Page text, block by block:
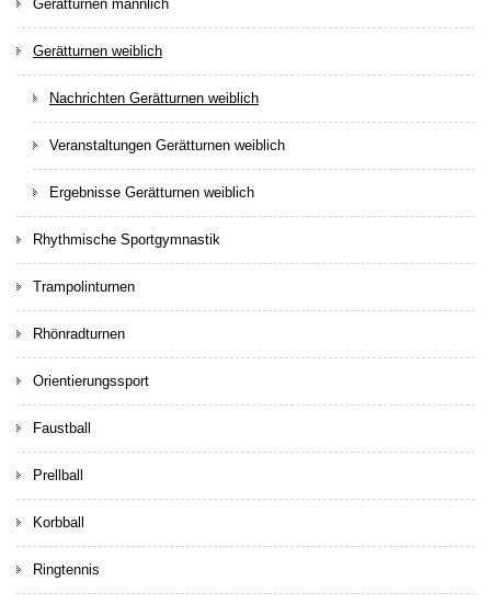
Gerätturnen männlich
Gerätturnen weiblich
Nachrichten Gerätturnen weiblich
Veranstaltungen Gerätturnen weiblich
Ergebnisse Gerätturnen weiblich
Rhythmische Sportgymnastik
Trampolinturnen
Rhönradturnen
Orientierungssport
Faustball
Prellball
Korbball
Ringtennis